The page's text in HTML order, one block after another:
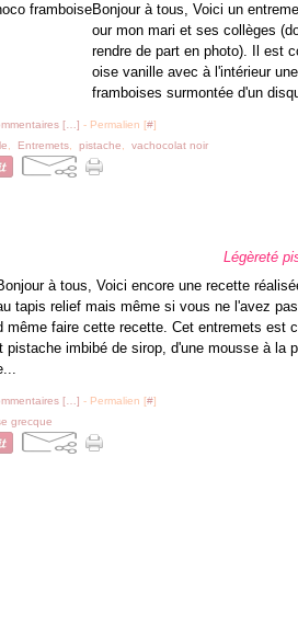
Bonjour à tous, Voici un
our mon mari et ses collèges
rendre de part en photo). Il est
oise vanille avec à l'intérieur
framboises surmontée d'un
[ ] - Permalien [#]
Entremets pistache vachocolat noir
Légèreté
à tous, Voici encore une recette
tapis relief mais même si vous ne l'avez
même faire cette recette. Cet entremets est
pistache imbibé de sirop, d'une mousse à la
[ ] - Permalien [#]
grecque